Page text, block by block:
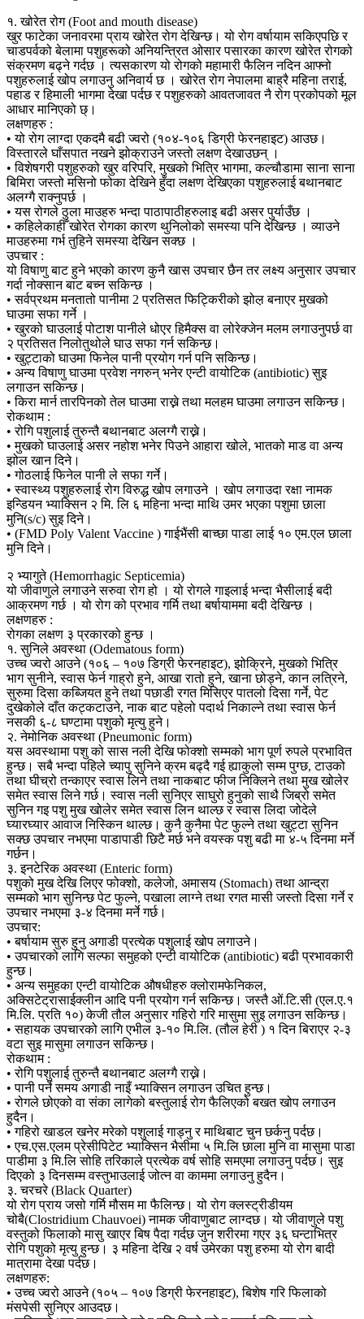
१. खोरेत रोग (Foot and mouth disease)
खुर फाटेका जनावरमा प्राय खोरेत रोग देखिन्छ। यो रोग वर्षायाम सकिएपछि र
चाडपर्वको बेलामा पशुहरूको अनियन्त्रित ओसार पसारका कारण खोरेत रोगको
संक्रमण बढ्ने गर्दछ । त्यसकारण यो रोगको महामारी फैलिन नदिन‍ आफ्नो
पशुहरुलाई खोप लगाउनु अनिवार्य छ । खोरेत रोग नेपालमा बाह्रै महिना तराई,
पहाड र हिमाली भागमा देखा पर्दछ र पशुहरुको आवतजावत नै रोग प्रकोपको मूल
आधार मानिएको छ्।
लक्षणहरु :
• यो रोग लाग्दा एकदमै बढी ज्वरो (१०४-१०६ डिग्री फेरनहाइट) आउछ।
विस्तारले घाँसपात नखने झोक्राउने जस्तो लक्षण देखाउछन् ।
• विशेषगरी पशुहरुको खुर वरिपरि, मुखको भित्रि भागमा, कल्चौडामा साना साना
बिमिरा जस्तो मसिनो फोका देखिने हुँदा लक्षण देखिएका पशुहरुलाई बथानबाट
अलग्गै राक्नुपर्छ ।
• यस रोगले ठुला माउहरु भन्दा पाठापाठीहरुलाइ बढी असर पुर्याउँछ ।
• कहिलेकाहीँ खोरेत रोगका कारण थुनिलोको समस्या पनि देखिन्छ । व्याउने
माउहरुमा गर्भ तुहिने समस्या देखिन सक्छ ।
उपचार :
यो विषाणु बाट हुने भएको कारण कुनै खास उपचार छैन तर लक्ष्य अनुसार उपचार
गर्दा नोक्सान बाट बच्न सकिन्छ ।
• सर्वप्रथम मनतातो पानीमा 2 प्रतिसत फिट्किरीको झोल़ बनाएर मुखको
घाउमा सफा गर्ने ।
• खुरको घाउलाई पोटाश पानीले धोएर हिमैक्स वा लोरेक्जेन मलम लगाउनुपर्छ वा
२ प्रतिसत निलोतुथोले घाउ सफा गर्न सकिन्छ।
• खुट्टाको घाउमा फिनेल पानी प्रयोग गर्न पनि सकिन्छ।
• अन्य विषाणु घाउमा प्रवेश नगरुन् भनेर एन्टी वायोटिक (antibiotic) सुइ
लगाउन सकिन्छ।
• किरा मार्न तारपिनको तेल घाउमा राख्ने तथा मलहम घाउमा लगाउन सकिन्छ।
रोकथाम :
• रोगि पशुलाई तुरुन्तै बथानबाट अलग्गै राख्ने।
• मुखको घाउलाई असर नहोश भनेर पिउने आहारा खोले, भातको माड वा अन्य
झोल खान दिने।
• गोठलाई फिनेल पानी ले सफा गर्ने।
• स्वास्थ्य पशुहरुलाई रोग विरुद्ध खोप लगाउने । खोप लगाउदा रक्षा नामक
इन्डियन भ्याक्सिन २ मि. लि ६ महिना भन्दा माथि उमर भएका पशुमा छाला
मुनि(s/c) सुइ दिने।
• (FMD Poly Valent Vaccine ) गाईभैंसी बाच्छा पाडा लाई १० एम.एल छाला
मुनि दिने।
२ भ्यागुते (Hemorrhagic Septicemia)
यो जीवाणुले लगाउने सरुवा रोग हो । यो रोगले गाइलाई भन्दा भैसीलाई बदी
आक्रमण गर्छ । यो रोग को प्रभाव गर्मि तथा बर्षायाममा बदी देखिन्छ ।
लक्षणहरु :
रोगका लक्षण ३ प्रकारको हुन्छ ।
१. सुनिले अवस्था (Odematous form)
उच्च ज्वरो आउने (१०६ – १०७ डिग्री फेरनहाइट), झोक्रिने, मुखको भित्रि
भाग सुनीने, स्वास फेर्न गाह्रो हुने, आखा रातो हुने, खाना छोड्ने, कान लत्रिने,
सुरुमा दिसा कब्जियत हुने तथा पछाडी रगत मिसिएर पातलो दिसा गर्ने, पेट
दुखेकोले दाँत कट्कटाउने, नाक बाट पहेलो पदार्थ निकाल्ने तथा स्वास फेर्न
नसकी ६-८ घण्टामा पशुको मृत्यु हुने।
२. नेमोनिक अवस्था (Pneumonic form)
यस अवस्थामा पशु को सास नली देखि फोक्शो सम्मको भाग पूर्ण रुपले प्रभावित
हुन्छ। सबै भन्दा पहिले च्यापु सुनिने क्रम बढ्दै गई ह्याकुलो सम्म पुग्छ, टाउको
तथा घीच्रो तन्काएर स्वास लिने तथा नाकबाट फीज निक्लिने तथा मुख खोलेर
समेत स्वास लिने गर्छ। स्वास नली सुनिएर साघुरो हुनुको साथै जिब्रो समेत
सुनिन गइ पशु मुख खोलेर समेत स्वास लिन थाल्छ र स्वास लिदा जोदेले
घ्यारघ्यार आवाज निस्किन थाल्छ। कुनै कुनैमा पेट फुल्ने तथा खुट्टा सुनिन
सक्छ उपचार नभएमा पाडापाडी छिटै मर्छ भने वयस्क पशु बढी मा ४-५ दिनमा मर्ने
गर्छन।
३. इनटेरिक अवस्था (Enteric form)
पशुको मुख देखि लिएर फोक्शो, कलेजो, अमासय (Stomach) तथा आन्द्रा
सम्मको भाग सुनिन्छ पेट फुल्ने, पखाला लाग्ने तथा रगत मासी जस्तो दिसा गर्ने र
उपचार नभएमा ३-४ दिनमा मर्ने गर्छ।
उपचार:
• बर्षायाम सुरु हुनु अगाडी प्रत्येक पशुलाई खोप लगाउने।
• उपचारको लागि सल्फा समुहको एन्टी वायोटिक (antibiotic) बढी प्रभावकारी
हुन्छ।
• अन्य समुहका एन्टी वायोटिक औषधीहरु क्लोरामफेनिकल,
अक्सिटेट्रासाईक्लीन आदि पनी प्रयोग गर्न सकिन्छ। जस्तै ओं.टि.सी (एल.ए.१
मि.लि. प्रति १०) केजी तौल अनुसार गहिरो गरि मासुमा सुइ लगाउन सकिन्छ।
• सहायक उपचारको लागि एभील ३-१० मि.लि. (तौल हेरी ) १ दिन बिराएर २-३
वटा सुइ मासुमा लगाउन सकिन्छ।
रोकथाम :
• रोगि पशुलाई तुरुन्तै बथानबाट अलग्गै राख्ने।
• पानी पर्ने समय अगाडी नाइँ भ्याक्सिन लगाउन उचित हुन्छ।
• रोगले छोएको वा संका लागेको बस्तुलाई रोग फैलिएको बखत खोप लगाउन
हुदैन।
• गहिरो खाडल खनेर मरेको पशुलाई गाड्नु र माथिबाट चुन छर्कनु पर्दछ।
• एच.एस.एलम प्रेसीपिटेट भ्याक्सिन भैसीमा ५ मि.लि छाला मुनि वा मासुमा पाडा
पाडीमा ३ मि.लि सोहि तरिकाले प्रत्येक वर्ष सोहि समएमा लगाउनु पर्दछ। सुइ
दिएको ३ दिनसम्म वस्तुभाउलाई जोत्न वा काममा लगाउनु हुदैन।
३. चरचरे (Black Quarter)
यो रोग प्राय जसो गर्मि मौसम मा फैलिन्छ। यो रोग क्लस्ट्रीडीयम
चोबै(Clostridium Chauvoei) नामक जीवाणुबाट लाग्दछ। यो जीवाणुले पशु
वस्तुको फिलाको मासु खाएर बिष पैदा गर्दछ जुन शरीरमा गएर ३६ घन्टाभित्र
रोगि पशुको मृत्यु हुन्छ। ३ महिना देखि २ वर्ष उमेरका पशु हरुमा यो रोग बादी
मात्रामा देखा पर्दछ।
लक्षणहरु:
• उच्च ज्वरो आउने (१०५ – १०७ डिग्री फेरनहाइट), बिशेष गरि फिलाको
मंसपेसी सुनिएर आउदछ।